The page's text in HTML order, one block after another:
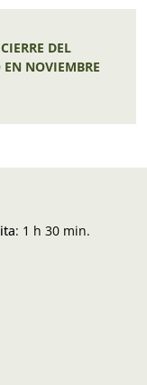
DEL
EN NOVIEMBRE
: 1 h 30 min.